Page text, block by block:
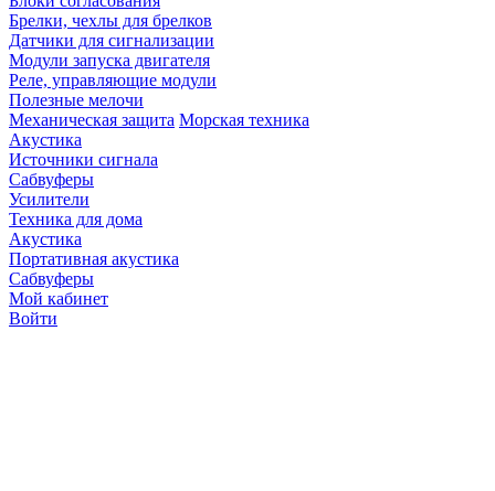
Брелки, чехлы для брелков
Датчики для сигнализации
Модули запуска двигателя
Реле, управляющие модули
Полезные мелочи
Механическая защита Морская техника
Акустика
Источники сигнала
Сабвуферы
Усилители
Техника для дома
Акустика
Портативная акустика
Сабвуферы
Мой кабинет
Войти